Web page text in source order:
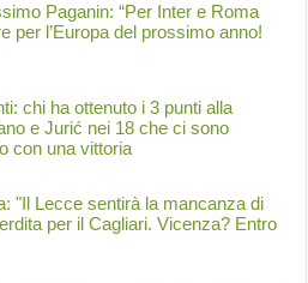
Paganin: “Per Inter e Roma
per l’Europa del prossimo anno!
chi ha ottenuto i 3 punti alla
e Jurić nei 18 che ci sono
con una vittoria
"Il Lecce sentirà la mancanza di
per il Cagliari. Vicenza? Entro